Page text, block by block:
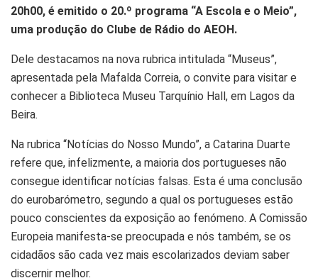
20h00, é emitido o 20.º programa “A Escola e o Meio”,
uma produção do Clube de Rádio do AEOH.
Dele destacamos na nova rubrica intitulada “Museus”,
apresentada pela Mafalda Correia, o convite para visitar e
conhecer a Biblioteca Museu Tarquínio Hall, em Lagos da
Beira.
Na rubrica “Notícias do Nosso Mundo”, a Catarina Duarte
refere que, infelizmente, a maioria dos portugueses não
consegue identificar notícias falsas. Esta é uma conclusão
do eurobarómetro, segundo a qual os portugueses estão
pouco conscientes da exposição ao fenómeno. A Comissão
Europeia manifesta-se preocupada e nós também, se os
cidadãos são cada vez mais escolarizados deviam saber
discernir melhor.